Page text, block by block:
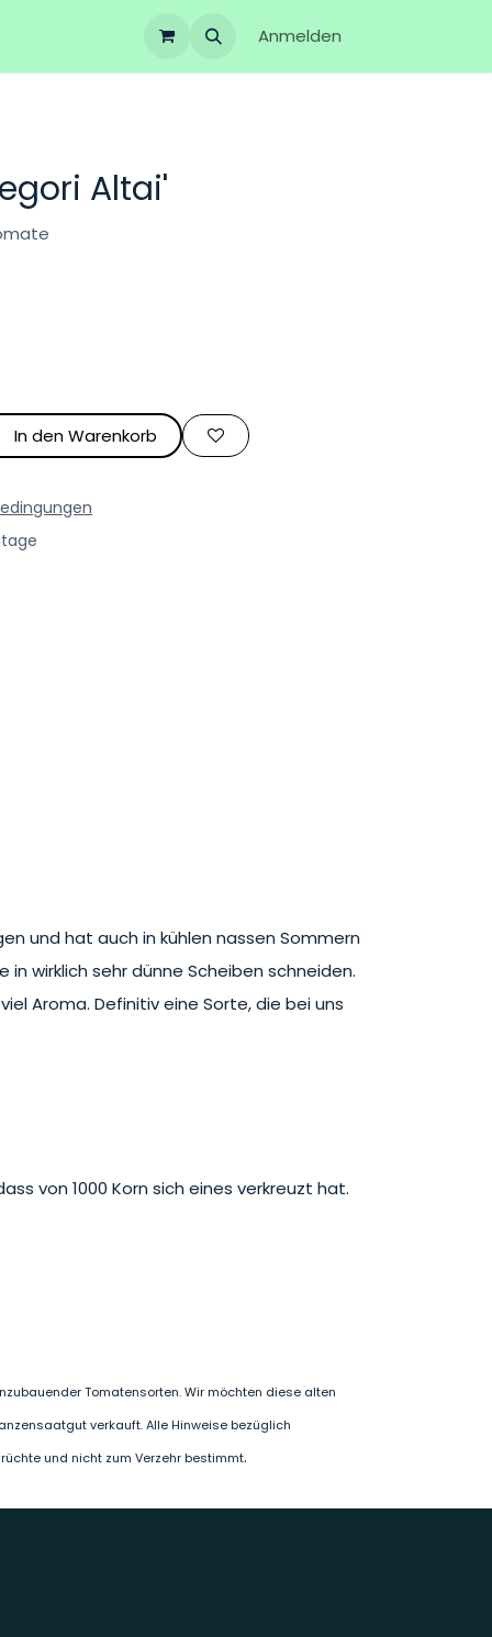
Anmelden
Altai'
In den Warenkorb
und hat auch in kühlen nassen Sommern
in wirklich sehr dünne Scheiben schneiden.
Aroma. Definitiv eine Sorte, die bei uns
von 1000 Korn sich eines verkreuzt hat.
Tomatensorten. Wir möchten diese alten
verkauft. Alle Hinweise bezüglich
und nicht zum Verzehr bestimmt.